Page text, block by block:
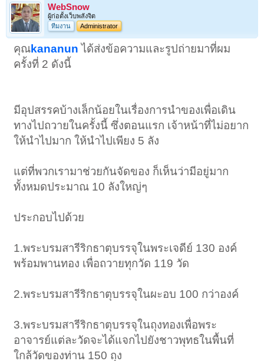
WebSnow
ผู้ก่อตั้งเว็บพลังจิต
ทีมงาน
Administrator
คุณkananun ได้ส่งข้อความและรูปถ่ายมาที่ผม
ครั้งที่ 2 ดังนี้
มีอุปสรรคบ้างเล็กน้อยในเรื่องการนำของเพื่อเดิน
ทางไปถวายในครั้งนี้ ซึ่งตอนแรก เจ้าหน้าที่ไม่อยาก
ให้นำไปมาก ให้นำไปเพียง 5 ลัง
แต่ที่พวกเรามาช่วยกันจัดของ ก็เห็นว่ามีอยู่มาก
ทั้งหมดประมาณ 10 ลังใหญ่ๆ
ประกอบไปด้วย
1.พระบรมสารีริกธาตุบรรจุในพระเจดีย์ 130 องค์
พร้อมพานทอง เพื่อถวายทุกวัด 119 วัด
2.พระบรมสารีริกธาตุบรรจุในผะอบ 100 กว่าองค์
3.พระบรมสารีริกธาตุบรรจุในถุงทองเพื่อพระ
อาจารย์แต่ละวัดจะได้แจกไปยังชาวพุทธในพื้นที่
ใกล้วัดของท่าน 150 ถุง